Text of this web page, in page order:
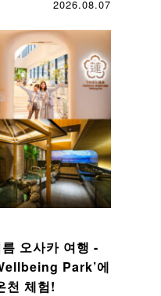
2026.08.07
오사카 여행 -
Park’에
천 체험!